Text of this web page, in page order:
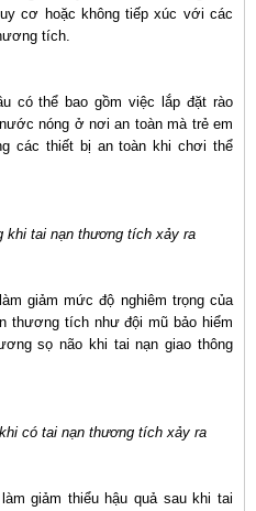
cơ hoặc không tiếp xúc với các
tích.
có thể bao gồm việc lắp đặt rào
nóng ở nơi an toàn mà trẻ em
các thiết bị an toàn khi chơi thể
khi tai nạn thương tích xảy ra
giảm mức độ nghiêm trọng của
thương tích như đội mũ bảo hiểm
sọ não khi tai nạn giao thông
có tai nạn thương tích xảy ra
giảm thiểu hậu quả sau khi tai